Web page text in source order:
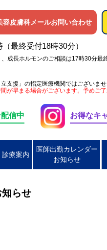
容皮膚科メールお問い合わせ
最終受付18時30分）
成長ホルモンのご相談は17時30分最
支援」の指定医療機関ではございませ
が早まる場合がございます。予めご了
信中 お得なキ
アトピー性皮膚炎
咽頭淋病
診療案内
医師出勤カレンダー
お知らせ
らせ